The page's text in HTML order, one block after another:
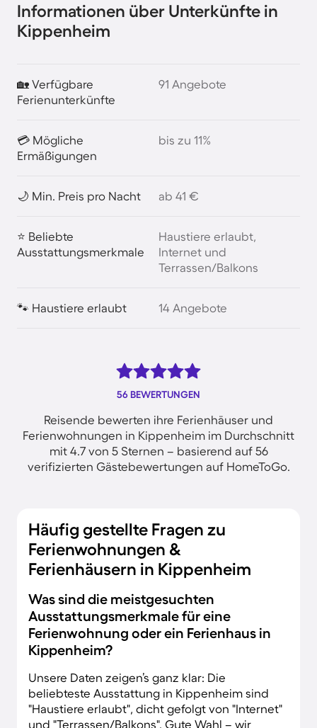
Informationen über Unterkünfte in
Kippenheim
🏡 Verfügbare
Ferienunterkünfte
91 Angebote
💳 Mögliche
Ermäßigungen
bis zu 11%
🌙 Min. Preis pro Nacht ab 41 €
⭐ Beliebte
Ausstattungsmerkmale
Haustiere erlaubt,
Internet und
Terrassen/Balkons
🐾 Haustiere erlaubt 14 Angebote
56 BEWERTUNGEN
Reisende bewerten ihre Ferienhäuser und
Ferienwohnungen in Kippenheim im Durchschnitt
mit 4.7 von 5 Sternen – basierend auf 56
verifizierten Gästebewertungen auf HomeToGo.
Häufig gestellte Fragen zu
Ferienwohnungen &
Ferienhäusern in Kippenheim
Was sind die meistgesuchten
Ausstattungsmerkmale für eine
Ferienwohnung oder ein Ferienhaus in
Kippenheim?
Unsere Daten zeigen’s ganz klar: Die
beliebteste Ausstattung in Kippenheim sind
"Haustiere erlaubt", dicht gefolgt von "Internet"
und "Terrassen/Balkons". Gute Wahl – wir